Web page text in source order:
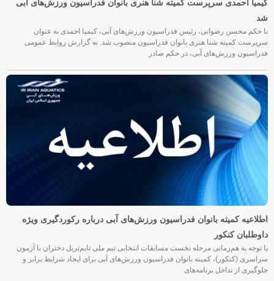
کیمیا احمدی سرپرست کمیته شنا هنری بانوان فدراسیون ورزش‌های آبی
شد
با حکم محسن رضوانی، رئیس فدراسیون ورزش‌های آبی، کیمیا احمدی به عنوان
سرپرست کمیته شنا هنری بانوان فدراسیون منصوب شد. به گزارش روابط عمومی
فدراسیون ورزش‌های آبی، در حکم صادر
اطلاعیه کمیته بانوان فدراسیون ورزش‌های آبی درباره رکوردگیری ویژه
داوطلبان کنکور
با توجه به هم‌زمانی مرحله نخست مسابقات انتخابی تیم ملی تایم‌تریل دختران با آزمون
سراسری (کنکور)، کمیته بانوان فدراسیون ورزش‌های آبی برای ایجاد شرایط برابر و
جلوگیری از تداخل برنامه‌های